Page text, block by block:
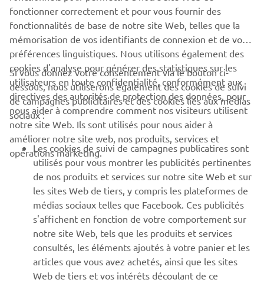
PRÉ-INCRIPTIONS À LA COUPE R3 BLU CRU 2021
CORPORATE
PROS & B2B
PLUS YAMAHA
SUPPORT
NEWSLETTER
Découvrez en exclusivité les dernières offres, les événements
spéciaux, les nouveautés et bien plus encore
fonctionner correctement et pour vous fournir des
fonctionnalités de base de notre site Web, telles que la
mémorisation de vos identifiants de connexion et de vos
préférences linguistiques. Nous utilisons également des
cookies d'analyse pour générer des statistiques sur les
utilisateurs en toute confidentialité, conformément aux
directives des autorités de protection des données, pour
nous aider à comprendre comment nos visiteurs utilisent
notre site Web. Ils sont utilisés pour nous aider à
améliorer notre site web, nos produits, services et
opérations marketing.
Si vous donnez votre consentement via le bouton ci-
dessous, nous utiliserons également des cookies de suivi
de campagnes publicitaires et des cookies liés aux médias
sociaux :
Les cookies de suivi de campagnes publicatires sont
utilisés pour vous montrer les publicités pertinentes
de nos produits et services sur notre site Web et sur
les sites Web de tiers, y compris les plateformes de
médias sociaux telles que Facebook. Ces publicités
s'affichent en fonction de votre comportement sur
notre site Web, tels que les produits et services
consultés, les éléments ajoutés à votre panier et les
articles que vous avez achetés, ainsi que les sites
Web de tiers et vos intérêts découlant de ce